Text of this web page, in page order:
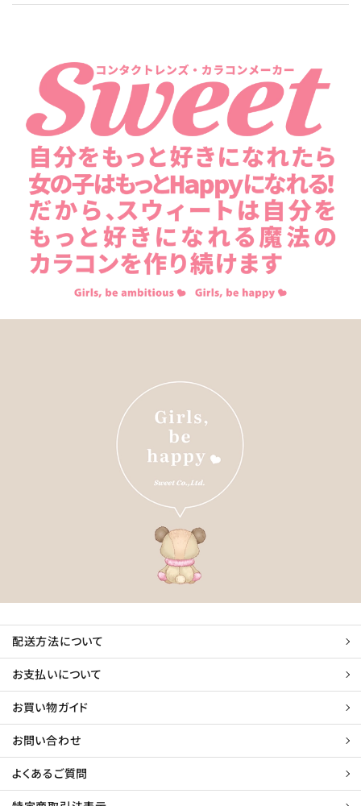
配送方法について
お支払いについて
お買い物ガイド
お問い合わせ
よくあるご質問